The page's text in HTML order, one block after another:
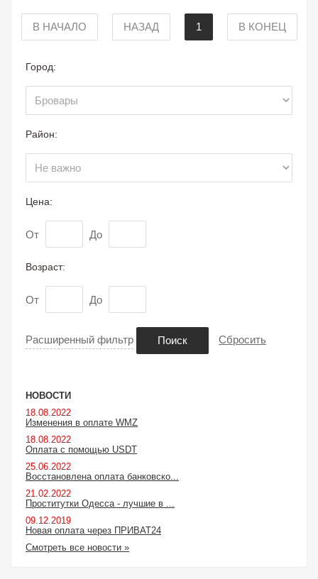
В НАЧАЛО НАЗАД 1 В КОНЕЦ
Город:
Район:
Цена:
От До
Возраст:
От До
Расширенный фильтр Поиск Сбросить
НОВОСТИ
18.08.2022
Изменения в оплате WMZ
18.08.2022
Оплата с помощью USDT
25.06.2022
Восстановлена оплата банковско...
21.02.2022
Проститутки Одесса - лучшие в ...
09.12.2019
Новая оплата через ПРИВАТ24
Смотреть все новости »